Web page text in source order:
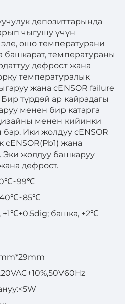
депозиттарында
чыгушу үчүн
ошо температурани
башкарат, температураны
дефрост жана
температуралык
жана сENSOR failure
түрдөй ар кайрадагы
менен бир катарга
менен кийинки
Ики жолдуу сENSOR
жана
Эки жолдуу башкаруу
дефрост.
40℃~85℃
башка, +2℃